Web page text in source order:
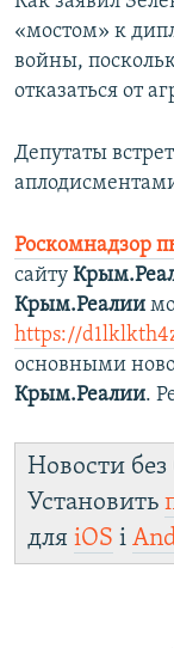
«мостом» к
войны,
отказаться от
Депутаты
Роскомнадзор
сайту
Крым.Реалии
https://
основными
Крым.Реалии.
Новости
Установить
для iOS і